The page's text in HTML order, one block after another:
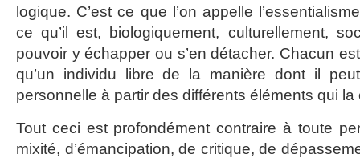
logique. C’est ce que l’on appelle
ce qu’il est, biologiquement, culturellement,
pouvoir y échapper ou s’en détacher. Chacun
qu’un individu libre de la manière dont il
personnelle à partir des différents éléments qui la
Tout ceci est profondément contraire à toute
mixité, d’émancipation, de critique, de